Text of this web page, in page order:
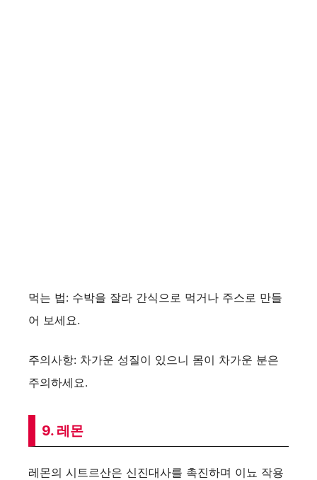
먹는 법: 수박을 잘라 간식으로 먹거나 주스로 만들
어 보세요.
주의사항: 차가운 성질이 있으니 몸이 차가운 분은
주의하세요.
9. 레몬
레몬의 시트르산은 신진대사를 촉진하며 이뇨 작용